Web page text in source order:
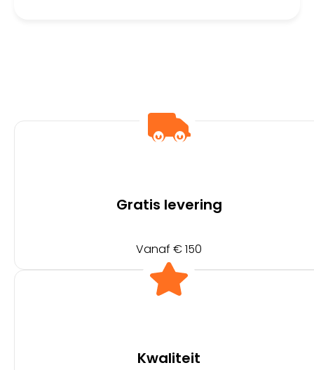
Gratis levering
Vanaf € 150
Kwaliteit